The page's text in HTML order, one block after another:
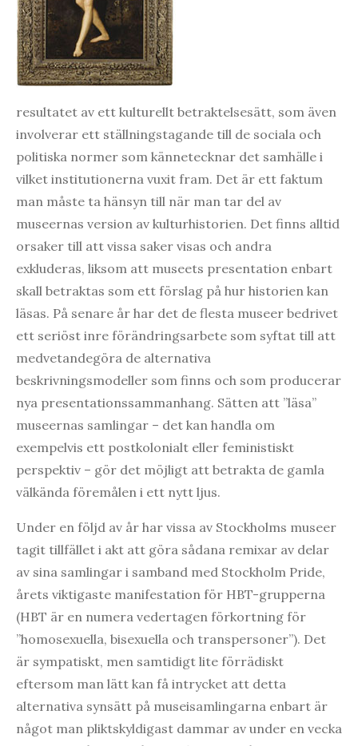
resultatet av ett kulturellt betraktelsesätt, som även
involverar ett ställningstagande till de sociala och
politiska normer som kännetecknar det samhälle i
vilket institutionerna vuxit fram. Det är ett faktum
man måste ta hänsyn till när man tar del av
museernas version av kulturhistorien. Det finns alltid
orsaker till att vissa saker visas och andra
exkluderas, liksom att museets presentation enbart
skall betraktas som ett förslag på hur historien kan
läsas. På senare år har det de flesta museer bedrivet
ett seriöst inre förändringsarbete som syftat till att
medvetandegöra de alternativa
beskrivningsmodeller som finns och som producerar
nya presentationssammanhang. Sätten att ”läsa”
museernas samlingar – det kan handla om
exempelvis ett postkolonialt eller feministiskt
perspektiv – gör det möjligt att betrakta de gamla
välkända föremålen i ett nytt ljus.
Under en följd av år har vissa av Stockholms museer
tagit tillfället i akt att göra sådana remixar av delar
av sina samlingar i samband med Stockholm Pride,
årets viktigaste manifestation för HBT-grupperna
(HBT är en numera vedertagen förkortning för
”homosexuella, bisexuella och transpersoner”). Det
är sympatiskt, men samtidigt lite förrädiskt
eftersom man lätt kan få intrycket att detta
alternativa synsätt på museisamlingarna enbart är
något man pliktskyldigast dammar av under en vecka